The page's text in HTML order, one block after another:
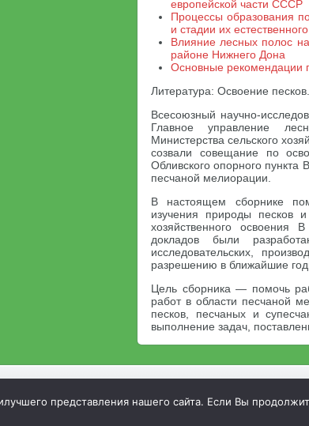
европейской части СССР
Процессы образования
и стадии их
Влияние лесных полос
районе Нижнего Дона
Основные рекомендации
Литература: Освоение
Всесоюзный научно-
Главное управление
Министерства сельского
созвали совещание по
Обливского опорного
песчаной мелиорации.
В настоящем сборнике
изучения природы песков
хозяйственного освоения
докладов были
исследовательских,
разрешению в ближайшие
Цель сборника — помочь
работ в области песчаной
песков, песчаных и
выполнение задач,
представления нашего сайта. Если Вы